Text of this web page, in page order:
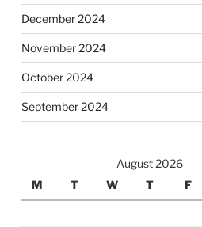
December 2024
November 2024
October 2024
September 2024
August 2026
M
T W T F